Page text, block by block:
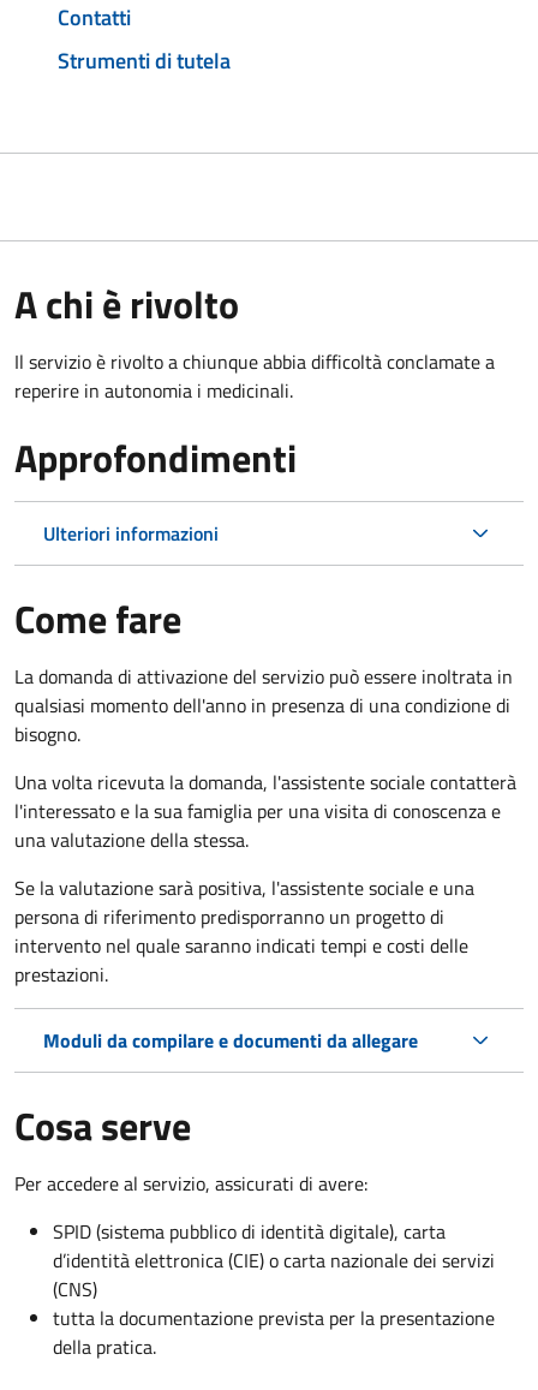
Contatti
Strumenti di tutela
A chi è rivolto
Il servizio è rivolto a chiunque abbia difficoltà conclamate a
reperire in autonomia i medicinali.
Approfondimenti
Ulteriori informazioni
Come fare
La domanda di attivazione del servizio può essere inoltrata in
qualsiasi momento dell'anno in presenza di una condizione di
bisogno.
Una volta ricevuta la domanda, l'assistente sociale contatterà
l'interessato e la sua famiglia per una visita di conoscenza e
una valutazione della stessa.
Se la valutazione sarà positiva, l'assistente sociale e una
persona di riferimento predisporranno un progetto di
intervento nel quale saranno indicati tempi e costi delle
prestazioni.
Moduli da compilare e documenti da allegare
Cosa serve
Per accedere al servizio, assicurati di avere:
SPID (sistema pubblico di identità digitale), carta
d’identità elettronica (CIE) o carta nazionale dei servizi
(CNS)
tutta la documentazione prevista per la presentazione
della pratica.